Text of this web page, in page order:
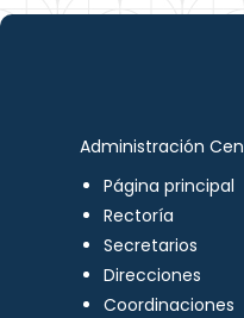
Administración
Página principal
Rectoría
Secretarios
Direcciones
Coordinaciones